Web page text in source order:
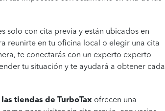
solo con cita previa y están ubicados en
reunirte en tu oficina local o elegir una cita
te conectarás con un experto experto
tu situación y te ayudará a obtener cada
las tiendas de TurboTax ofrecen una